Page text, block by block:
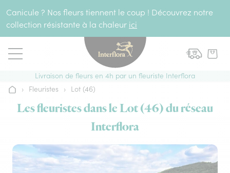
Canicule ? Nos fleurs tiennent le coup ! Découvrez notre
collection résistante à la chaleur ici
Livraison de fleurs en 4h par un fleuriste Interflora
Accueil
› Fleuristes › Lot (46)
Les fleuristes dans le Lot (46) du réseau
Interflora